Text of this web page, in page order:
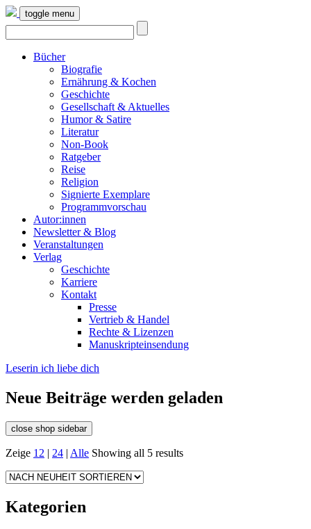
toggle menu
Bücher
Biografie
Ernährung & Kochen
Geschichte
Gesellschaft & Aktuelles
Humor & Satire
Literatur
Non-Book
Ratgeber
Reise
Religion
Signierte Exemplare
Programmvorschau
Autor:innen
Newsletter & Blog
Veranstaltungen
Verlag
Geschichte
Karriere
Kontakt
Presse
Vertrieb & Handel
Rechte & Lizenzen
Manuskripteinsendung
Leserin ich liebe dich
Neue Beiträge werden geladen
close shop sidebar
Zeige 12 | 24 | Alle Showing all 5 results
Kategorien